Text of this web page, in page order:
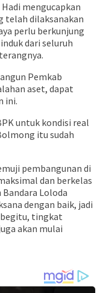
mengucapkan
telah dilaksanakan
perlu berkunjung
dari seluruh
Pemkab
aset, dapat
ini.
untuk kondisi real
itu sudah
pembangunan di
dan berkelas
Loloda
dengan baik, jadi
begitu, tingkat
akan mulai